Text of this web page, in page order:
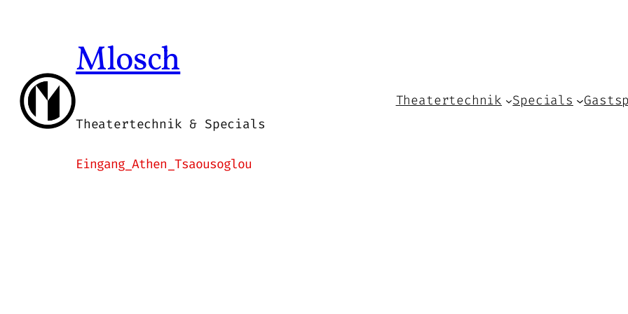
Mlosch
Theatertechnik & Specials
Eingang_Athen_Tsaousoglou
Theatertechnik Specials